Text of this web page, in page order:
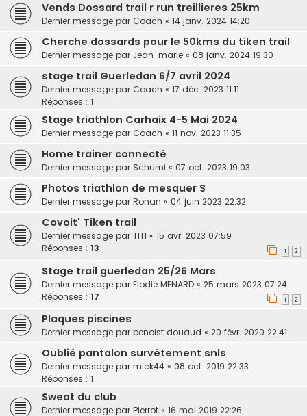
Vends Dossard trail r run treillieres 25km
Dernier message par Coach « 14 janv. 2024 14:20
Cherche dossards pour le 50kms du tiken trail
Dernier message par Jean-marie « 08 janv. 2024 19:30
stage trail Guerledan 6/7 avril 2024
Dernier message par Coach « 17 déc. 2023 11:11
Réponses : 1
Stage triathlon Carhaix 4-5 Mai 2024
Dernier message par Coach « 11 nov. 2023 11:35
Home trainer connecté
Dernier message par Schumi « 07 oct. 2023 19:03
Photos triathlon de mesquer S
Dernier message par Ronan « 04 juin 2023 22:32
Covoit' Tiken trail
Dernier message par TITI « 15 avr. 2023 07:59
Réponses : 13 1 2
Stage trail guerledan 25/26 Mars
Dernier message par Elodie MENARD « 25 mars 2023 07:24
Réponses : 17 1 2
Plaques piscines
Dernier message par benoist douaud « 20 févr. 2020 22:41
Oublié pantalon survêtement snls
Dernier message par mick44 « 08 oct. 2019 22:33
Réponses : 1
Sweat du club
Dernier message par Pierrot « 16 mai 2019 22:26